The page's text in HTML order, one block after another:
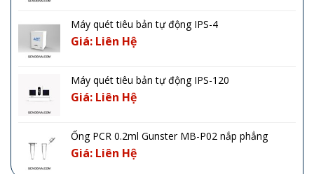
Máy quét tiêu bản tự động IPS-4
Giá: Liên Hệ
Máy quét tiêu bản tự động IPS-120
Giá: Liên Hệ
Ống PCR 0.2ml Gunster MB-P02 nắp phẳng
Giá: Liên Hệ